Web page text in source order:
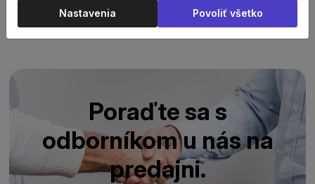
01
Poraďte sa s
odborníkom u nás na
predajni.
Nastavenia Povoliť všetko